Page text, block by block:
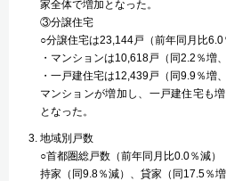
家全体で増加となった。
③分譲住宅
○分譲住宅は23,144戸（前年同月比6.0
・マンションは10,618戸（同2.2％増
・一戸建住宅は12,439戸（同9.9％増
マンションが増加し、一戸建住宅も
となった。
地域別戸数
○首都圏総戸数（前年同月比0.0％減）
持家（同9.8％減）、貸家（同17.5％